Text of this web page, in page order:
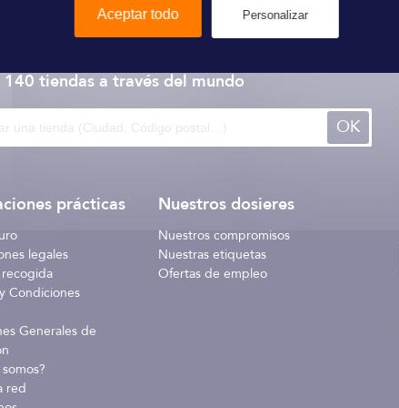
Liros
140 tiendasa través del mundo
OK
prácticas
legales
Condiciones
Generales de
red
Nuestros dosieres
Nuestros compromisos
Nuestras etiquetas
Ofertas de empleo
Aceptar todo Personalizar